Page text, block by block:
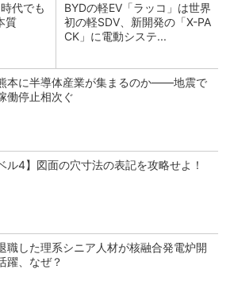
代でも
質
BYDの軽EV「ラッコ」は世界
初の軽SDV、新開発の「X-PA
CK」に電動システ...
本に半導体産業が集まるのか――地震で
働停止相次ぐ
ル4】図面の穴寸法の表記を攻略せよ！
職した理系シニア人材が核融合発電炉開
躍、なぜ？